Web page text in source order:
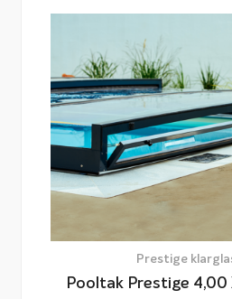
Prestige
Pooltak Prestige 4,00